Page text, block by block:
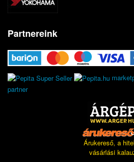
Partnereink
partner
Árukereső, a
vásárlási